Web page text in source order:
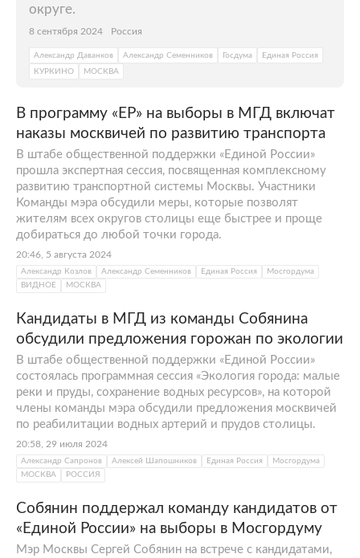
округе.
8 сентября 2024 Россия
Александр Даванков Александр Семенников Госдума
Единая Россия
КУРКИНО
МОСКВА
В программу «ЕР» на выборы в МГД включат
наказы москвичей по развитию транспорта
В штабе общественной поддержки «Единой России»
прошла экспертная сессия, посвященная комплексному
развитию транспортной системы Москвы. Участники
Команды мэра обсудили меры, которые позволят
жителям всех округов столицы еще быстрее и проще
добираться до любой точки города.
20:46, 5 августа 2024
Александр Козлов Александр Семенников Единая Россия
Мосгордума
ВИДНОЕ
МОСКВА
Кандидаты в МГД из команды Собянина
обсудили предложения горожан по экологии
В штабе общественной поддержки «Единой России»
состоялась программная сессия «Экология города: малые
реки и пруды, сохранение водных ресурсов», на которой
члены команды мэра обсудили предложения москвичей
по реабилитации водных артерий и прудов столицы.
20:58, 29 июля 2024
Александр Сапронов Алексей Шапошников Единая Россия
Мосгордума
МОСКВА
РОССИЯ
Собянин поддержал команду кандидатов от
«Единой России» на выборы в Мосгордуму
Мэр Москвы Сергей Собянин на встрече с кандидатами,